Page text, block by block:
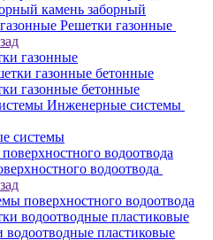
камень заборный
Решетки газонные
газонные
газонные бетонные
Инженерные системы
системы
водоотвода
поверхностного водоотвода
водоотводные пластиковые